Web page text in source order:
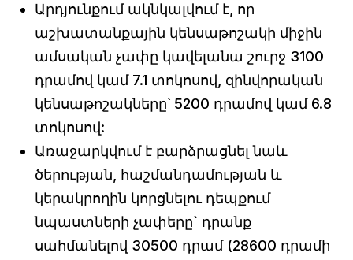
Արդյունքում ակնկալվում է, որ
աշխատանքային կենսաթոշակի միջին
ամսական չափը կավելանա շուրջ 3100
դրամով կամ 7.1 տոկոսով, զինվորական
կենսաթոշակները՝ 5200 դրամով կամ 6.8
տոկոսով:
Առաջարկվում է բարձրացնել նաև
ծերության, հաշմանդամության և
կերակրողին կորցնելու դեպքում
նպաստների չափերը` դրանք
սահմանելով 30500 դրամ (28600 դրամի